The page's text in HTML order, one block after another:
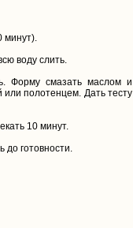
минут).
воду слить.
Форму смазать маслом и
полотенцем. Дать тесту
10 минут.
до готовности.